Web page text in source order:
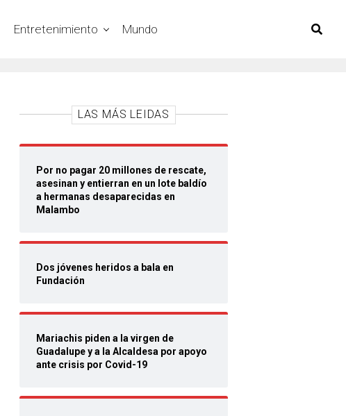
Entretenimiento Mundo
LAS MÁS LEIDAS
Por no pagar 20 millones de rescate,
asesinan y entierran en un lote baldío
a hermanas desaparecidas en
Malambo
Dos jóvenes heridos a bala en
Fundación
Mariachis piden a la virgen de
Guadalupe y a la Alcaldesa por apoyo
ante crisis por Covid-19